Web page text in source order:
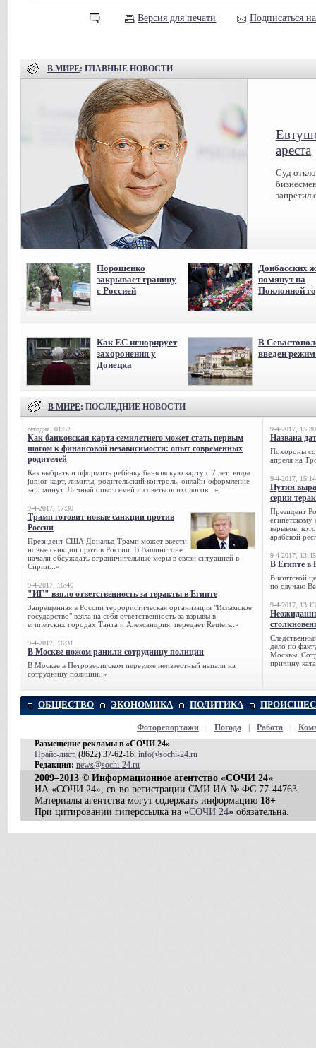
Версия для печати Подписаться
В МИРЕ: ГЛАВНЫЕ НОВОСТИ
ареста
Суд
запретил
Порошенко
закрывает границу
с Россией
Донбасских
помянут на
Поклонной
Как ЕС игнорирует
захоронения у
Донецка
В
введен
В МИРЕ: ПОСЛЕДНИЕ НОВОСТИ
сегодня, 01:52
Как банковская карта семилетнего может стать первым
шагом к финансовой независимости: опыт современных
родителей
Как выбрать и оформить ребёнку банковскую карту с 7 лет: виды
junior-карт, лимиты, родительский контроль, онлайн-оформление
за 5 минут. Личный опыт семей и советы психологов...»
9-4-2017, 17:30
Трамп готовит новые санкции против
России
Президент США Дональд Трамп может ввести
новые санкции против России. В Вашингтоне
начали обсуждать ограничительные меры в связи ситуацией в
Сирии...»
9-4-2017, 16:46
"ИГ" взяло ответственность за теракты в Египте
Запрещенная в России террористическая организация "Исламское
государство" взяла на себя ответственность за взрывы в
египетских городах Танта и Александрия, передает Reuters..»
9-4-2017, 16:31
В Москве ножом ранили сотрудницу полиции
В Москве в Петроверигском переулке неизвестный напали на
сотрудницу полиции..»
9-4-2017, 15:30
Названа
Похороны
апреля на
9-4-2017, 15:14
Путин
серии
Президент
египетскому
взрывов,
арабской
9-4-2017, 13:45
В Египте в
В коптской
по случаю
9-4-2017, 13:13
дело по
Москвы.
причину
ОБЩЕСТВО ЭКОНОМИКА ПОЛИТИКА
Фоторепортажи Погода Работа
Размещение рекламы в «СОЧИ 24»
Прайс-лист, (8622) 37-62-16, info@sochi-24.ru
Редакция: news@sochi-24.ru
2009–2013 © Информационное агентство «СОЧИ 24»
ИА «СОЧИ 24», св-во регистрации СМИ ИА № ФС 77-44763
Материалы агентства могут содержать информацию 18+
При цитировании гиперссылка на «СОЧИ 24» обязательна.